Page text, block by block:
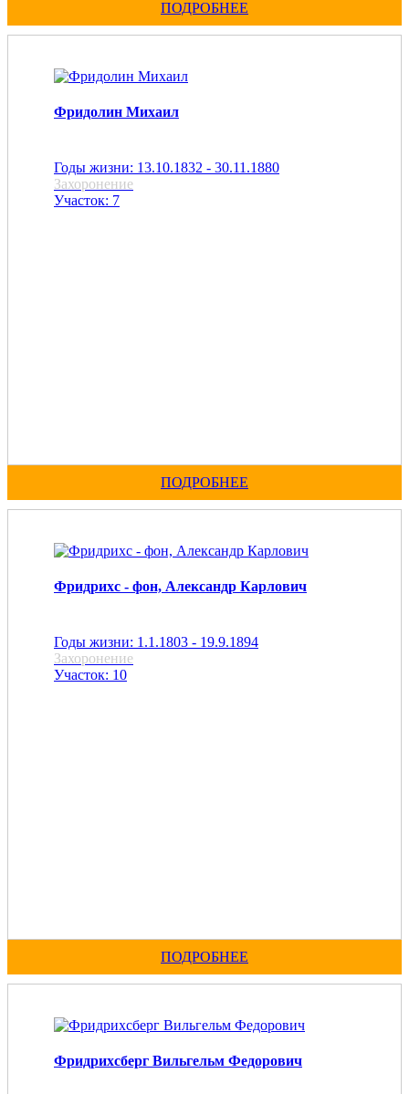
ПОДРОБНЕЕ
Фридолин Михаил
Годы жизни: 13.10.1832 - 30.11.1880
Захоронение
Участок: 7
ПОДРОБНЕЕ
Фридрихс - фон, Александр Карлович
Годы жизни: 1.1.1803 - 19.9.1894
Захоронение
Участок: 10
ПОДРОБНЕЕ
Фридрихсберг Вильгельм Федорович